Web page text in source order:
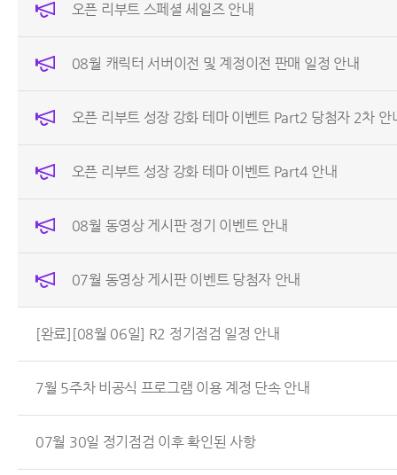
오픈 리부트 스페셜 세일즈 안내
08월 캐릭터 서버이전 및 계정이전 판매 일정 안내
오픈 리부트 성장 강화 테마 이벤트 Part2 당첨자 2차 안
오픈 리부트 성장 강화 테마 이벤트 Part4 안내
08월 동영상 게시판 정기 이벤트 안내
07월 동영상 게시판 이벤트 당첨자 안내
[완료][08월 06일] R2 정기점검 일정 안내
7월 5주차 비공식 프로그램 이용 계정 단속 안내
07월 30일 정기점검 이후 확인된 사항